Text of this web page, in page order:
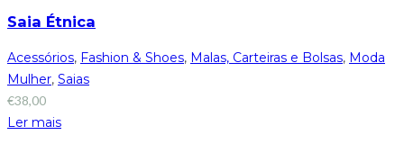
Saia Étnica
Acessórios, Fashion & Shoes, Malas, Carteiras e Bolsas, Moda
Mulher, Saias
€38,00
Ler mais